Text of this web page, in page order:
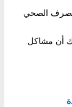
الصحي
أن مشاكل